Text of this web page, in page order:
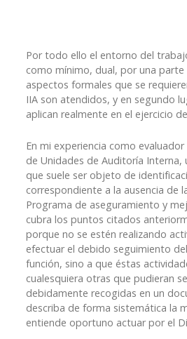
Por todo ello el entorno del
como mínimo, dual, por una
aspectos formales que se
IIA son atendidos, y en segundo
aplican realmente en el ejercicio
En mi experiencia como
de Unidades de Auditoría Interna,
que suele ser objeto de
correspondiente a la ausencia de
Programa de aseguramiento y
cubra los puntos citados
porque no se estén realizando
efectuar el debido seguimiento
función, sino a que éstas
cualesquiera otras que pudieran
debidamente recogidas en un
describa de forma sistemática la
entiende oportuno actuar por el